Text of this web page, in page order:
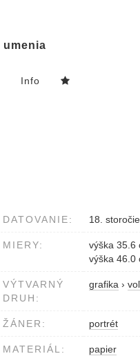
umenia
Info
DATOVANIE: 18.
MIERY:
výška 35.6
výška 46.0
VÝTVARNÝ
DRUH:
grafika ›
ŽÁNER: portrét
MATERIÁL: papier